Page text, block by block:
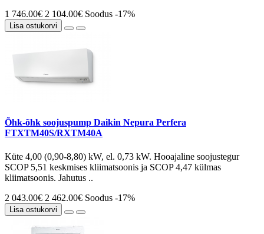
1 746.00€ 2 104.00€ Soodus -17%
Lisa ostukorvi
Õhk-õhk soojuspump Daikin Nepura Perfera
FTXTM40S/RXTM40A
Küte 4,00 (0,90-8,80) kW, el. 0,73 kW. Hooajaline soojustegur
SCOP 5,51 keskmises kliimatsoonis ja SCOP 4,47 külmas
kliimatsoonis. Jahutus ..
2 043.00€ 2 462.00€ Soodus -17%
Lisa ostukorvi